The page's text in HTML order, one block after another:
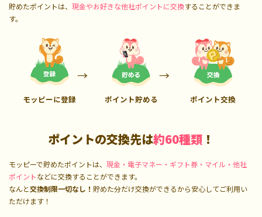
貯めたポイントは、 現金やお好きな他社ポイントに交換することができま
す。
モッピーに登録 ポイント貯める ポイント交換
ポイントの交換先は約60種類 ！
モッピーで貯めたポイントは、 現金・電子マネー・ギフト券・マイル・他社
ポイントなどに交換することができます。
なんと交換制限一切なし！ 貯めた分だけ交換ができるから安心してご利用い
ただけます！